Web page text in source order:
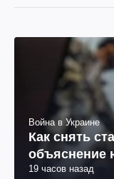
Война в Украине
Как снять
объяснение
19 часов назад